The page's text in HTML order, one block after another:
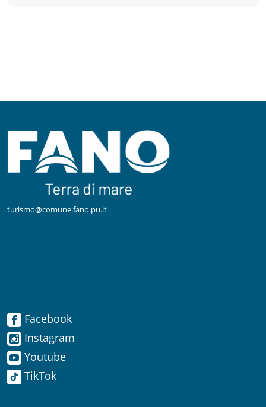
Instagram
Youtube
turismo@comune.fano.pu.it
Facebook
Instagram
Youtube
TikTok